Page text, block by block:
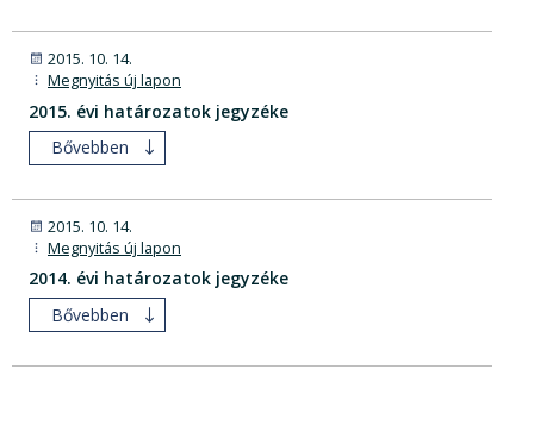
2015. 10. 14.
Megnyitás új lapon
2015. évi határozatok jegyzéke
Bővebben
2015. 10. 14.
Megnyitás új lapon
2014. évi határozatok jegyzéke
Bővebben